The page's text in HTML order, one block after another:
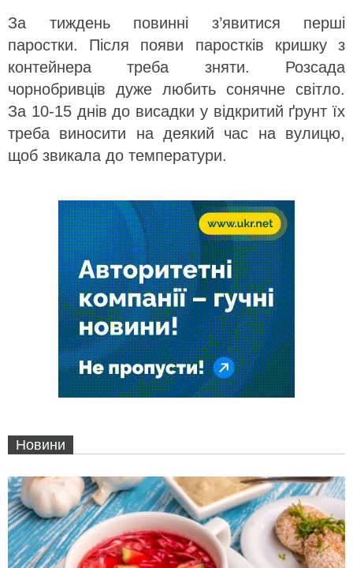
За тиждень повинні з’явитися перші
паростки. Після появи паростків кришку з
контейнера треба зняти. Розсада
чорнобривців дуже любить сонячне світло.
За 10-15 днів до висадки у відкритий ґрунт їх
треба виносити на деякий час на вулицю,
щоб звикала до температури.
Новини